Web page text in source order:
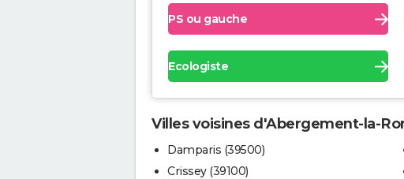
PS ou gauche
Ecologiste
Villes voisines d'Abergement-la-
Damparis (39500)
Crissey (39100)